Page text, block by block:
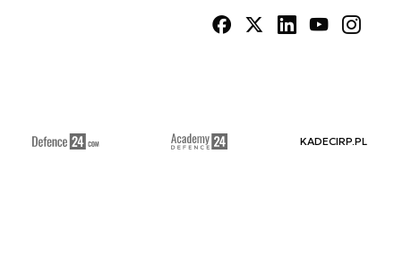
KADECIRP.PL